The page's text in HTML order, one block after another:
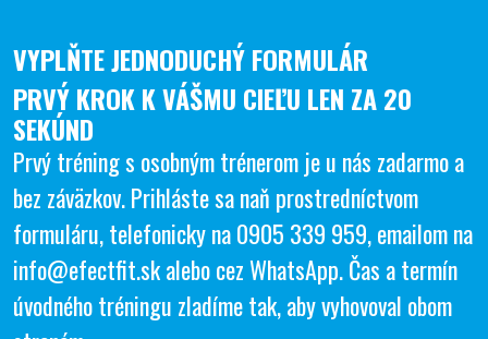
VYPLŇTE JEDNODUCHÝ FORMULÁR
PRVÝ KROK K VÁŠMU CIEĽU LEN ZA 20
SEKÚND
Prvý tréning s osobným trénerom je u nás zadarmo a
bez záväzkov. Prihláste sa naň prostredníctvom
formuláru, telefonicky na0905 339 959, emailom na
info@efectfit.skalebo cezWhatsApp. Čas a termín
úvodného tréningu zladíme tak, aby vyhovoval obom